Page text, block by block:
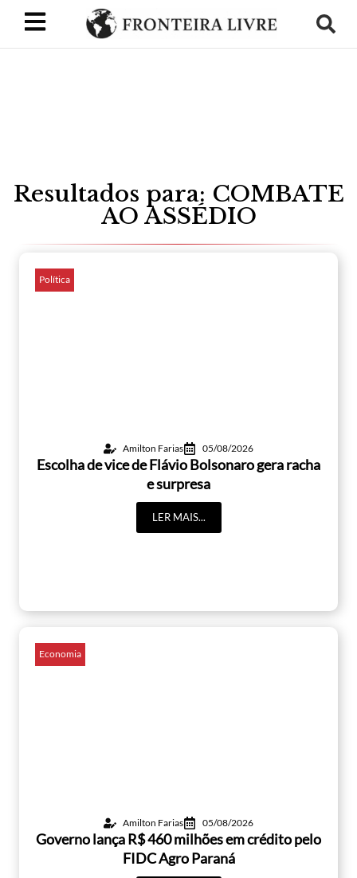
Resultados para: COMBATE
AO ASSÉDIO
Política
Amilton Farias 05/08/2026
Escolha de vice de Flávio Bolsonaro gera racha
e surpresa
LER MAIS...
Economia
Amilton Farias 05/08/2026
Governo lança R$ 460 milhões em crédito pelo
FIDC Agro Paraná